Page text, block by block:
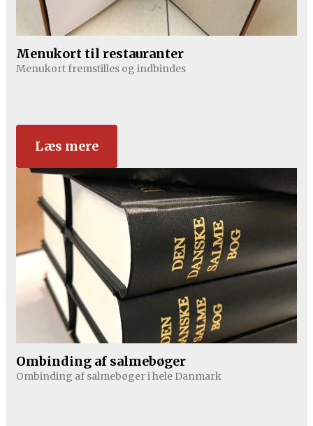
Menukort til restauranter
Menukort fremstilles og indbindes
Læs mere
Ombinding af salmebøger
Ombinding af salmebøger i hele Danmark